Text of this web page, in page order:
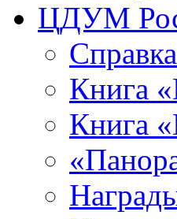
ЦДУМ
Книга
Книга